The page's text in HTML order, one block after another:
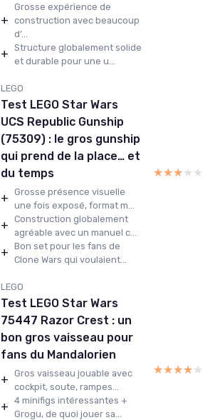
+
Grosse expérience de
construction avec beaucoup
d’...
+ Structure globalement solide
et durable pour une u...
LEGO
Test LEGO Star Wars
UCS Republic Gunship
(75309) : le gros gunship
qui prend de la place… et
du temps
+ Grosse présence visuelle
une fois exposé, format m...
+ Construction globalement
agréable avec un manuel c...
+ Bon set pour les fans de
Clone Wars qui voulaient...
★★★★★
★★★★★
LEGO
Test LEGO Star Wars
75447 Razor Crest : un
bon gros vaisseau pour
fans du Mandalorien
+ Gros vaisseau jouable avec
cockpit, soute, rampes...
+ 4 minifigs intéressantes +
Grogu, de quoi jouer sa...
★★★★★
★★★★★